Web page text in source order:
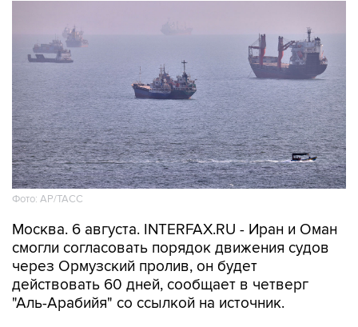
Фото: AP/ТАСС
Москва. 6 августа. INTERFAX.RU - Иран и Оман
смогли согласовать порядок движения судов
через Ормузский пролив, он будет
действовать 60 дней, сообщает в четверг
"Аль-Арабийя" со ссылкой на источник.